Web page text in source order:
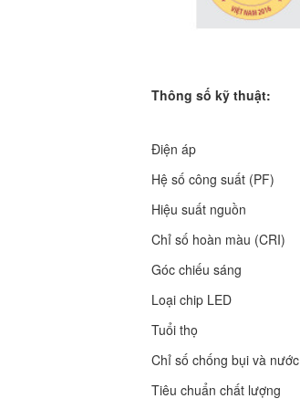
Thông số kỹ thuật:
Điện áp
Hệ số công suất (PF)
Hiệu suất nguồn
Chỉ số hoàn màu (CRI)
Góc chiếu sáng
Loại chip LED
Tuổi thọ
Chỉ số chống bụi và nước
Tiêu chuẩn chất lượng